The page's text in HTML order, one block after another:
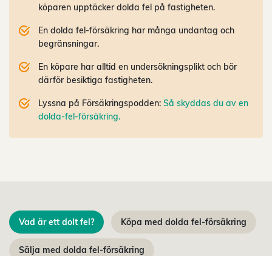
köparen upptäcker dolda fel på fastigheten.
En dolda fel-försäkring har många undantag och
begränsningar.
En köpare har alltid en undersökningsplikt och bör
därför besiktiga fastigheten.
Lyssna på Försäkringspodden: Så skyddas du av en
dolda-fel-försäkring.
Vad är ett dolt fel? Köpa med dolda fel-försäkring
Sälja med dolda fel-försäkring